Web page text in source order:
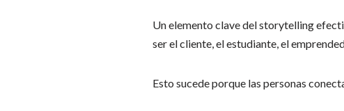
Un elemento clave del storytelling
ser el cliente, el estudiante, el
Esto sucede porque las personas